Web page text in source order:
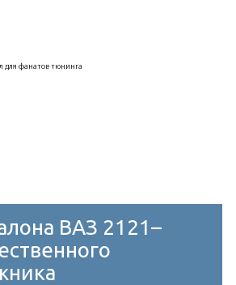
для фанатов тюнинга
ВАЗ 2121–